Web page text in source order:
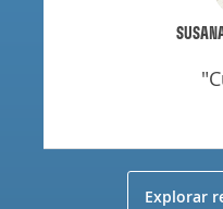
Explorar